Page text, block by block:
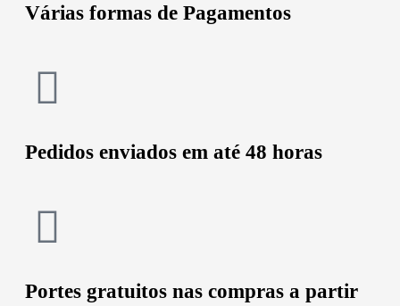
Várias formas de Pagamentos
Pedidos enviados em até 48 horas
Portes gratuitos nas compras a partir